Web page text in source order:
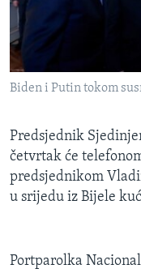
MAGAZIN
O GLASU AMERIKE
Learning English
PRATITE NAS
Jezici
Biden i Putin tokom
Predsjednik
četvrtak će
predsjednikom
u srijedu iz Bijele
Portparolka